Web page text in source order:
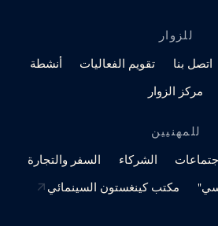
للزوار
اتصل بنا تقويم الفعاليات
أنشطة
مركز الزوار
للمهنيين
الشركاء
السفر والتجارة
مكتب كينغستون السينمائي